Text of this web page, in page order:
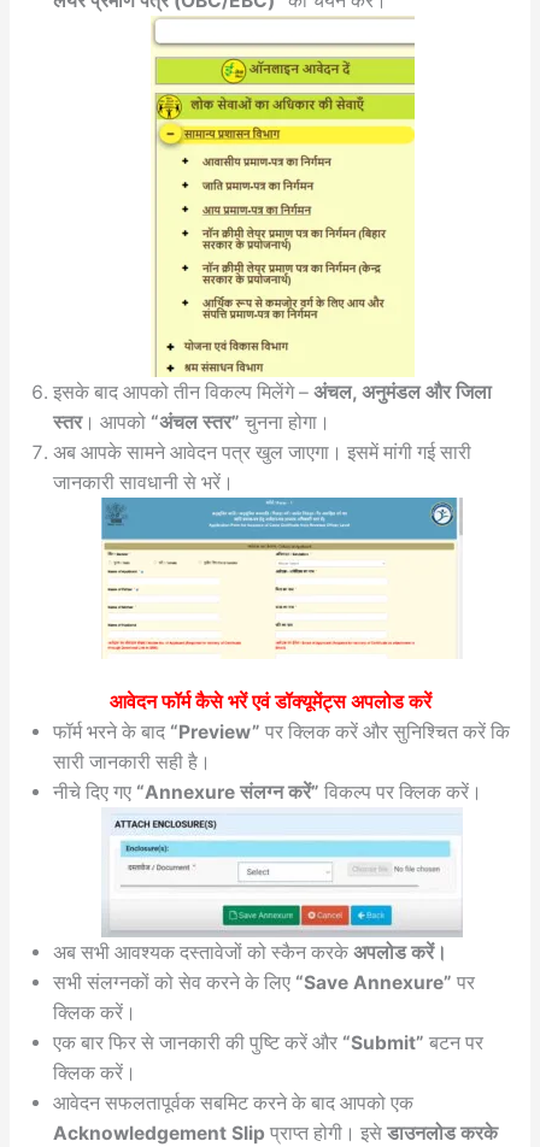
इसके बाद आपको तीन विकल्प मिलेंगे – अंचल, अनुमंडल और जिला
स्तर। आपको “अंचल स्तर” चुनना होगा।
अब आपके सामने आवेदन पत्र खुल जाएगा। इसमें मांगी गई सारी
जानकारी सावधानी से भरें।
आवेदन फॉर्म कैसे भरें एवं डॉक्यूमेंट्स अपलोड करें
फॉर्म भरने के बाद “Preview” पर क्लिक करें और सुनिश्चित करें कि
सारी जानकारी सही है।
नीचे दिए गए “Annexure संलग्न करें” विकल्प पर क्लिक करें।
अब सभी आवश्यक दस्तावेजों को स्कैन करके अपलोड करें।
सभी संलग्नकों को सेव करने के लिए “Save Annexure” पर
क्लिक करें।
एक बार फिर से जानकारी की पुष्टि करें और “Submit” बटन पर
क्लिक करें।
आवेदन सफलतापूर्वक सबमिट करने के बाद आपको एक
Acknowledgement Slip प्राप्त होगी। इसे डाउनलोड करके